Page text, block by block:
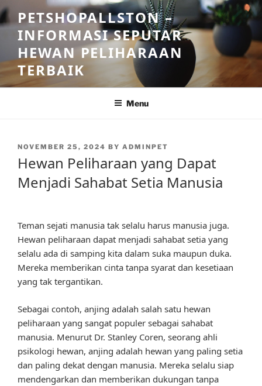
Skip
to
content
PETSHOPALLSTON –
INFORMASI SEPUTAR
HEWAN PELIHARAAN
TERBAIK
Menu
POSTED
NOVEMBER 25, 2024 BY ADMINPET
Hewan Peliharaan yang Dapat
Menjadi Sahabat Setia Manusia
Teman sejati manusia tak selalu harus manusia juga.
Hewan peliharaan dapat menjadi sahabat setia yang
selalu ada di samping kita dalam suka maupun duka.
Mereka memberikan cinta tanpa syarat dan kesetiaan
yang tak tergantikan.
Sebagai contoh, anjing adalah salah satu hewan
peliharaan yang sangat populer sebagai sahabat
manusia. Menurut Dr. Stanley Coren, seorang ahli
psikologi hewan, anjing adalah hewan yang paling setia
dan paling dekat dengan manusia. Mereka selalu siap
mendengarkan dan memberikan dukungan tanpa